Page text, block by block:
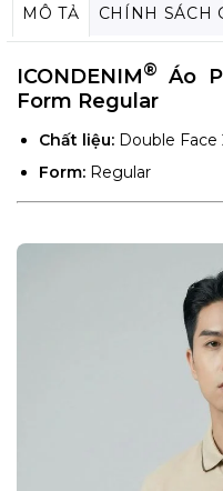
MÔ TẢ CHÍNH SÁCH
ICONDENIM® Áo
Form Regular
Chất liệu: Double Face
Form: Regular